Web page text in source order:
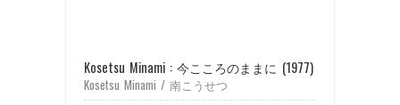
Kosetsu Minami : 今こころのままに (1977)
Kosetsu Minami / 南こうせつ